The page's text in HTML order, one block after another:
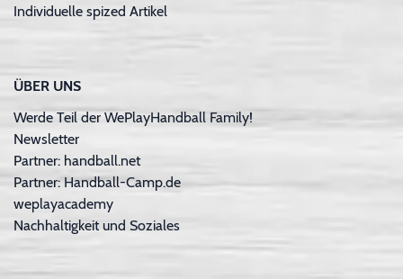
Individuelle spized Artikel
ÜBER UNS
Werde Teil der WePlayHandball Family!
Newsletter
Partner: handball.net
Partner: Handball-Camp.de
weplayacademy
Nachhaltigkeit und Soziales